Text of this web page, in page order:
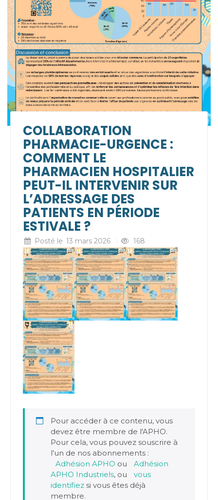
COLLABORATION
PHARMACIE-URGENCE :
COMMENT LE
PHARMACIEN HOSPITALIER
PEUT-IL INTERVENIR SUR
L’ADRESSAGE DES
PATIENTS EN PÉRIODE
ESTIVALE ?
Posté le 13 mars 2026 168
Pour accéder à ce contenu, vous
devez être membre de l'APHO.
Pour cela, vous pouvez souscrire à
l'un de nos abonnements :
Adhésion APHO ou
Adhésion
APHO Industriels, ou
vous
identifiezsi vous êtes déjà
membre.